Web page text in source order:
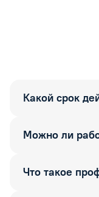
Какой срок
Можно ли
Что такое